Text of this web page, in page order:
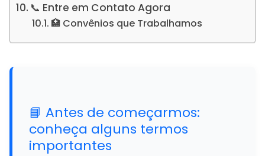
📞 Entre em Contato Agora
🏥 Convênios que Trabalhamos
📘 Antes de começarmos:
conheça alguns termos
importantes